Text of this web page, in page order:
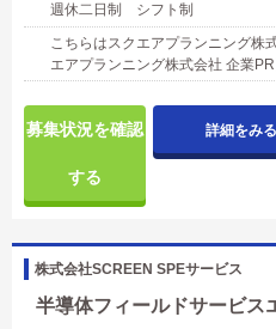
週休二日制 シフト制
こちらはスクエアプランニング株
エアプランニング株式会社 企業
募集状況を確認
する
詳細をみる
株式会社SCREEN SPEサービス
半導体フィールドサービス